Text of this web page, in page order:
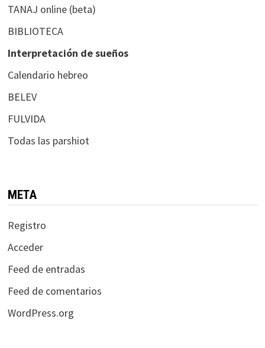
TANAJ online (beta)
BIBLIOTECA
Interpretación de sueños
Calendario hebreo
BELEV
FULVIDA
Todas las parshiot
META
Registro
Acceder
Feed de entradas
Feed de comentarios
WordPress.org